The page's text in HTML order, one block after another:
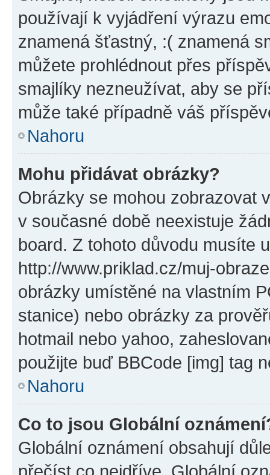
používají k vyjádření výrazu
znamená šťastný, :( znamená
můžete prohlédnout přes
smajlíky nezneužívat, aby se
může také případně váš
Nahoru
Mohu přidávat obrázky?
Obrázky se mohou zobrazovat
v současné době neexistuje
board. Z tohoto důvodu musíte
http://www.priklad.cz/muj-
obrázky umístěné na vlastním
stanice) nebo obrázky za
hotmail nebo yahoo,
použijte buď BBCode [img] tag
Nahoru
Co to jsou Globální
Globální oznámení obsahují
přečíst co nejdříve. Globální